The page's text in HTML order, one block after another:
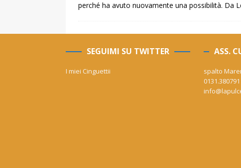
perché ha avuto nuovamente una possibilità. Da
SEGUIMI SU TWITTER
I miei Cinguettii
ASS.
spalto